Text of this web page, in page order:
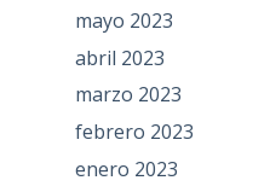
mayo 2023
abril 2023
marzo 2023
febrero 2023
enero 2023